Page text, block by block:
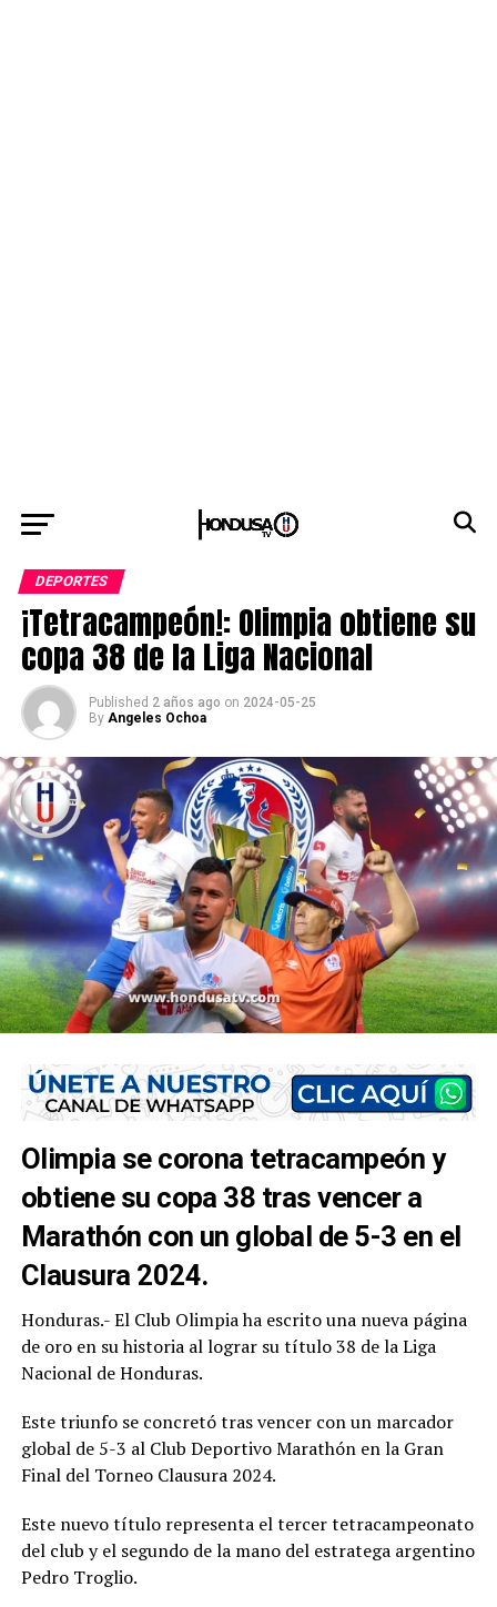
DEPORTES
¡Tetracampeón!: Olimpia obtiene su
copa 38 de la Liga Nacional
Published 2 años ago on 2024-05-25
By Angeles Ochoa
Olimpia se corona tetracampeón y
obtiene su copa 38 tras vencer a
Marathón con un global de 5-3 en el
Clausura 2024.
Honduras.- El Club Olimpia ha escrito una nueva página
de oro en su historia al lograr su título 38 de la Liga
Nacional de Honduras.
Este triunfo se concretó tras vencer con un marcador
global de 5-3 al Club Deportivo Marathón en la Gran
Final del Torneo Clausura 2024.
Este nuevo título representa el tercer tetracampeonato
del club y el segundo de la mano del estratega argentino
Pedro Troglio.